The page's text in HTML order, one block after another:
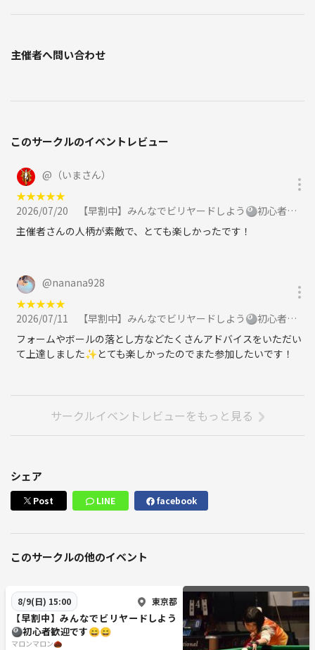
主催者へ問い合わせ
このサークルのイベントレビュー
@ （いまさん）
★★★★★
2026/07/20
【早割中】みんなでビリヤードしよう🎱初心者歓迎です😄😄に参加
主催者さんの人柄が素敵で、とても楽しかったです！
@nanana928
★★★★★
2026/07/11
【早割中】みんなでビリヤードしよう🎱初心者歓迎です😄😄に参加
フォームやボールの落とし方などたくさんアドバイスをいただい
て上達しました✨とても楽しかったのでまた参加したいです！
サークルイベントレビューをもっと見る
シェア
Post LINE facebook
このサークルの他のイベント
8/9(日) 15:00 東京都
【早割中】みんなでビリヤードしよう
🎱初心者歓迎です😄😄
マロンマロン🌰